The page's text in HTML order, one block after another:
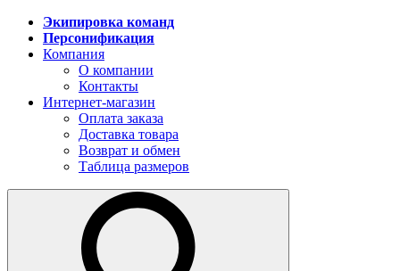
Экипировка команд
Персонификация
Компания
О компании
Контакты
Интернет-магазин
Оплата заказа
Доставка товара
Возврат и обмен
Таблица размеров